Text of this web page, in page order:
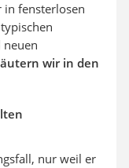
in fensterlosen
wir in den
nur weil er